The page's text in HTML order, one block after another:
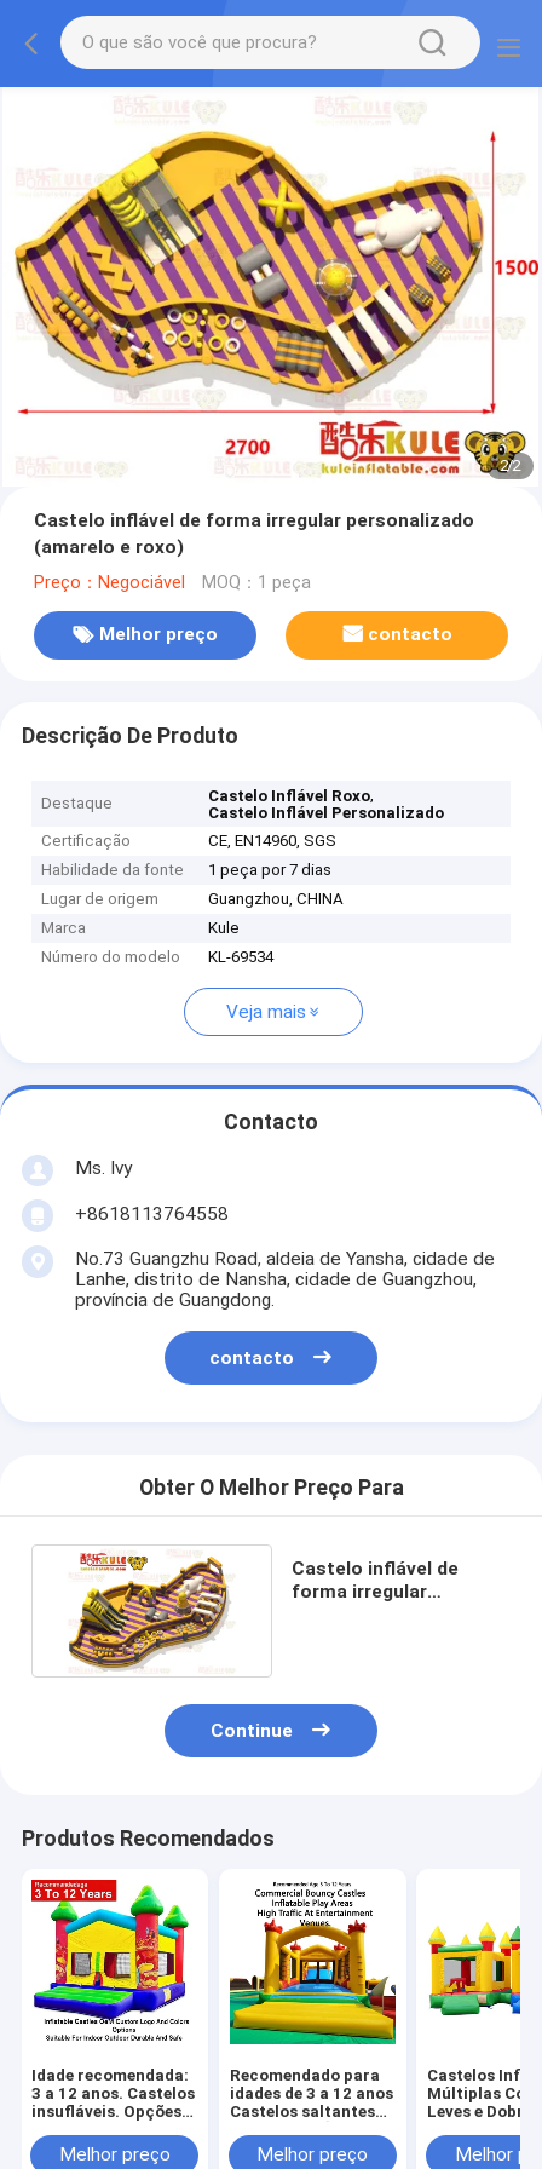
2/2
Castelo inflável de forma irregular personalizado
(amarelo e roxo)
Preço：Negociável MOQ：1 peça
Melhor preço contacto
Descrição De Produto
Destaque Castelo Inflável Roxo,
Castelo Inflável Personalizado
Certificação
CE, EN14960, SGS
Habilidade da fonte
1 peça por 7 dias
Lugar de origem
Guangzhou, CHINA
Marca
Kule
Número do modelo
KL-69534
Veja mais
Contacto
Ms. Ivy
+8618113764558
No.73 Guangzhu Road, aldeia de Yansha, cidade de
Lanhe, distrito de Nansha, cidade de Guangzhou,
província de Guangdong.
contacto
Obter O Melhor Preço Para
Castelo inflável de
forma irregular
Continue
Produtos Recomendados
Idade recomendada:
3 a 12 anos. Castelos
insufláveis. Opções
coresMelhor preço
Recomendado para
idades de 3 a 12 anos
Castelos saltantes
infláveis de jogo
Melhor preço
Castelos
Múltiplas
Leves e
Transporte
Melhor